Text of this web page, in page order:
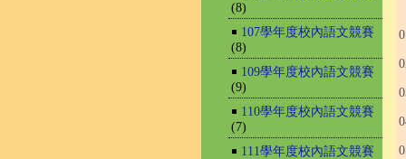
(8)
￭ 107學年度校內語文競賽
(8)
￭ 109學年度校內語文競賽
(9)
￭ 110學年度校內語文競賽
(7)
￭ 111學年度校內語文競賽